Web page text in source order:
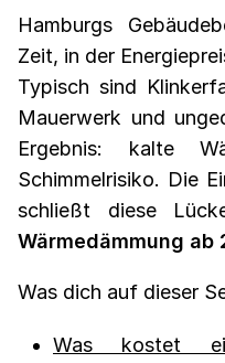
Hamburgs
Zeit, in der
Typisch sind
Mauerwerk und
Ergebnis: kalte
Schimmelrisiko. Die
schließt diese
Wärmedämmung
Was dich auf dieser
Was kostet